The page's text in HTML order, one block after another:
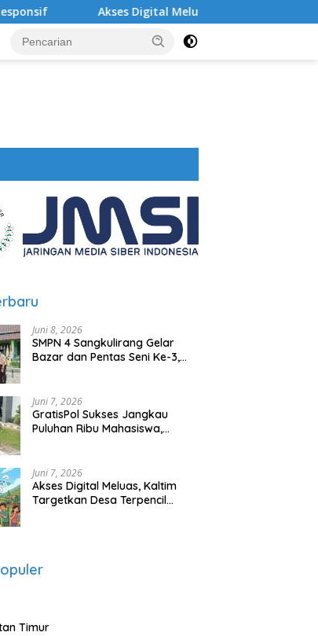
Digital Meluas, Kaltim Targetkan Desa Terpencil
Juni 8, 2026
SMPN 4 Sangkulirang Gelar
Bazar dan Pentas Seni Ke-3,
Juni 7, 2026
GratisPol Sukses Jangkau
Puluhan Ribu Mahasiswa,
Juni 7, 2026
Akses Digital Meluas, Kaltim
Targetkan Desa Terpencil
Timur